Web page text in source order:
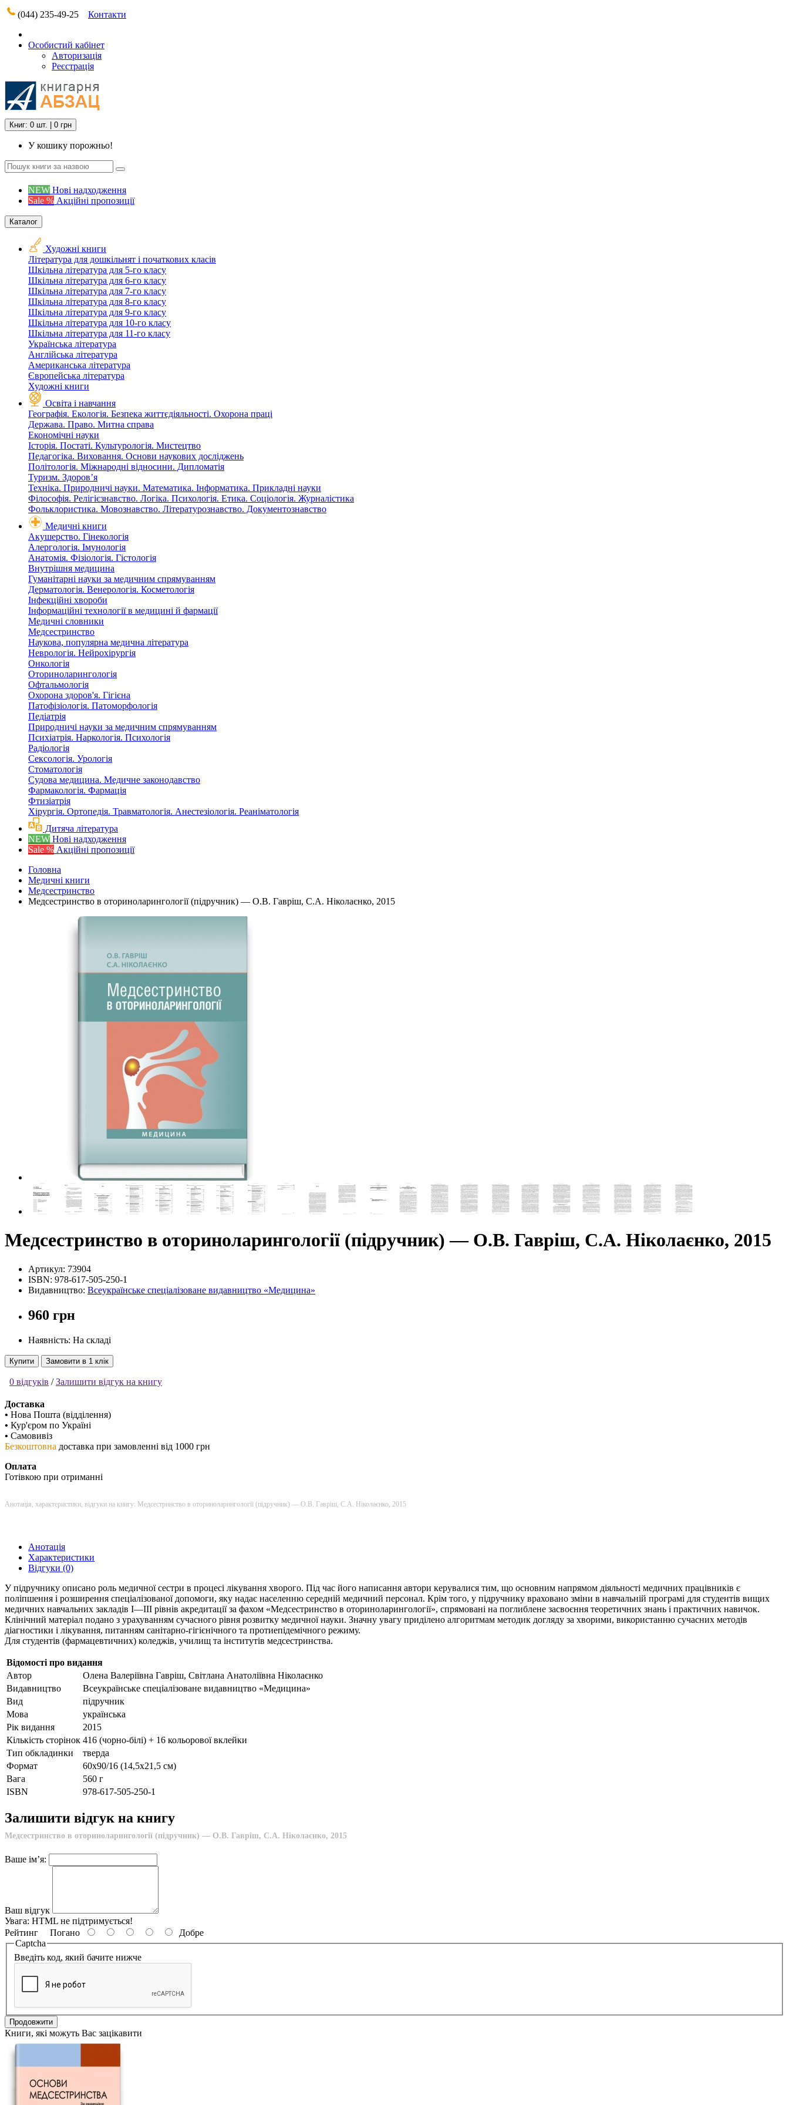
(044) 235-49-25 Контакти
Особистий кабінет
Авторизація
Реєстрація
Книг: 0 шт. | 0 грн
У кошику порожньо!
NEW Нові надходження
Sale % Акційні пропозиції
Каталог
Художні книги
Література для дошкільнят і початкових класів
Шкільна література для 5-го класу
Шкільна література для 6-го класу
Шкільна література для 7-го класу
Шкільна література для 8-го класу
Шкільна література для 9-го класу
Шкільна література для 10-го класу
Шкільна література для 11-го класу
Українська література
Англійська література
Американська література
Європейська література
Художні книги
Освіта і навчання
Географія. Екологія. Безпека життєдіяльності. Охорона праці
Держава. Право. Митна справа
Економічні науки
Історія. Постаті. Культурологія. Мистецтво
Педагогіка. Виховання. Основи наукових досліджень
Політологія. Міжнародні відносини. Дипломатія
Туризм. Здоров’я
Техніка. Природничі науки. Математика. Інформатика. Прикладні науки
Філософія. Релігієзнавство. Логіка. Психологія. Етика. Соціологія. Журналістика
Фольклористика. Мовознавство. Літературознавство. Документознавство
Медичні книги
Акушерство. Гінекологія
Алергологія. Імунологія
Анатомія. Фізіологія. Гістологія
Внутрішня медицина
Гуманітарні науки за медичним спрямуванням
Дерматологія. Венерологія. Косметологія
Інфекційні хвороби
Інформаційні технології в медицині й фармації
Медичні словники
Медсестринство
Наукова, популярна медична література
Неврологія. Нейрохірургія
Онкологія
Оториноларингологія
Офтальмологія
Охорона здоров'я. Гігієна
Патофізіологія. Патоморфологія
Педіатрія
Природничі науки за медичним спрямуванням
Психіатрія. Наркологія. Психологія
Радіологія
Сексологія. Урологія
Стоматологія
Судова медицина. Медичне законодавство
Фармакологія. Фармація
Фтизіатрія
Хірургія. Ортопедія. Травматологія. Анестезіологія. Реаніматологія
Дитяча література
NEW Нові надходження
Sale % Акційні пропозиції
Головна
Медичні книги
Медсестринство
Медсестринство в оториноларингології (підручник) — О.В. Гавріш, С.А. Ніколаєнко, 2015
Медсестринство в оториноларингології (підручник) — О.В. Гавріш, С.А. Ніколаєнко, 2015
Артикул: 73904
ISBN: 978-617-505-250-1
Видавництво: Всеукраїнське спеціалізоване видавництво «Медицина»
960 грн
Наявність: На складі
Купити Замовити в 1 клік
0 відгуків /Залишити відгук на книгу
Доставка
• Нова Пошта (відділення)
• Кур'єром по Україні
• Самовивіз
Безкоштовна доставка при замовленні від 1000 грн
Оплата
Готівкою при отриманні
Анотація, характеристики, відгуки на книгу: Медсестринство в оториноларингології (підручник) — О.В. Гавріш, С.А. Ніколаєнко, 2015
Анотація
Характеристики
Відгуки (0)
У підручнику описано роль медичної сестри в процесі лікування хворого. Під час його написання автори керувалися тим, що основним напрямом діяльності медичних працівників є
поліпшення і розширення спеціалізованої допомоги, яку надає населенню середній медичний персонал. Крім того, у підручнику враховано зміни в навчальній програмі для студентів вищих
медичних навчальних закладів І—ІІІ рівнів акредитації за фахом «Медсестринство в оториноларингології», спрямовані на поглиблене засвоєння теоретичних знань і практичних навичок.
Клінічний матеріал подано з урахуванням сучасного рівня розвитку медичної науки. Значну увагу приділено алгоритмам методик догляду за хворими, використанню сучасних методів
діагностики і лікування, питанням санітарно-гігієнічного та протиепідемічного режиму.
Для студентів (фармацевтичних) коледжів, училищ та інститутів медсестринства.
Відомості про видання
Автор
Олена Валеріївна Гавріш, Світлана Анатоліївна Ніколаєнко
Видавництво
Всеукраїнське спеціалізоване видавництво «Медицина»
Вид
підручник
Мова
українська
Рік видання
2015
Кількість сторінок 416 (чорно-білі) + 16 кольорової вклейки
Тип обкладинки
тверда
Формат
60х90/16 (14,5х21,5 см)
Вага
560 г
ISBN
978-617-505-250-1
Залишити відгук на книгу
Медсестринство в оториноларингології (підручник) — О.В. Гавріш, С.А. Ніколаєнко, 2015
Ваше ім’я:
Ваш відгук
Увага: HTML не підтримується!
Рейтинг Погано
Добре
Captcha
Введіть код, який бачите нижче
Продовжити
Книги, які можуть Вас зацікавити